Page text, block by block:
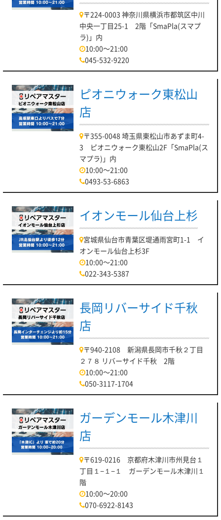
〒224-0003 神奈川県横浜市都筑区中川
中央一丁目25-1 2階「SmaPla(スマプ
ラ)」内
10:00～21:00
045-532-9220
ピオニウォーク東松山
店
〒355-0048 埼玉県東松山市あずま町4-
3 ピオニウォーク東松山2F「SmaPla(ス
マプラ)」内
10:00～21:00
0493-53-6863
イオンモール仙台上杉
宮城県仙台市青葉区堤通雨宮町1-1 イ
オンモール仙台上杉3F
10:00～21:00
022-343-5387
長岡リバーサイド千秋
店
〒940-2108 新潟県長岡市千秋２丁目
２７８ リバーサイド千秋 2階
10:00～21:00
050-3117-1704
ガーデンモール木津川
店
〒619-0216 京都府木津川市州見台１
丁目１−１−１ ガーデンモール木津川１
階
10:00～20:00
070-6922-8143